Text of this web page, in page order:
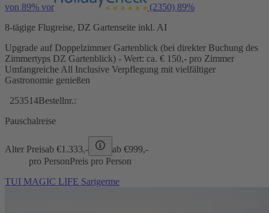
von 89% vor (2350) 89%
8-tägige Flugreise, DZ Gartenseite inkl. AI
Upgrade auf Doppelzimmer Gartenblick (bei direkter Buchung des
Zimmertyps DZ Gartenblick) - Wert: ca. € 150,- pro Zimmer
Umfangreiche All Inclusive Verpflegung mit vielfältiger
Gastronomie genießen
253514Bestellnr.:
Pauschalreise
Alter Preisab €1.333,- ab €999,-
pro PersonPreis pro Person
TUI MAGIC LIFE Sarigerme